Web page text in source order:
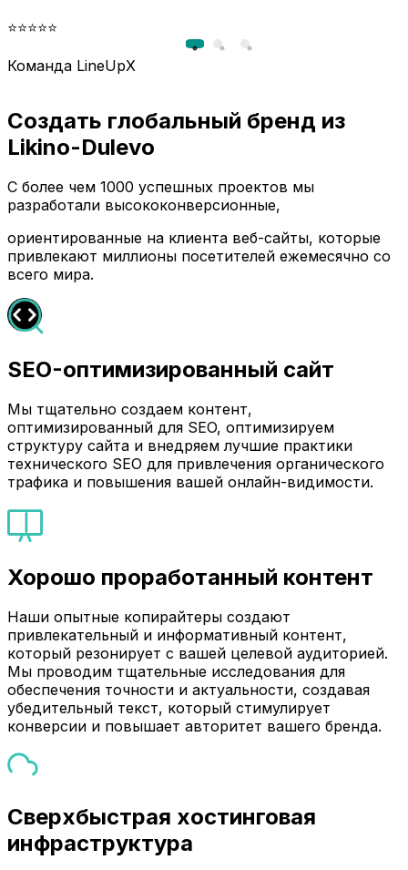
⭐⭐⭐⭐⭐
Команда LineUpX
Создать глобальный бренд из
Likino-Dulevo
С более чем 1000 успешных проектов мы
разработали высококонверсионные,
ориентированные на клиента веб-сайты, которые
привлекают миллионы посетителей ежемесячно со
всего мира.
SEO-оптимизированный сайт
Мы тщательно создаем контент,
оптимизированный для SEO, оптимизируем
структуру сайта и внедряем лучшие практики
технического SEO для привлечения органического
трафика и повышения вашей онлайн-видимости.
Хорошо проработанный контент
Наши опытные копирайтеры создают
привлекательный и информативный контент,
который резонирует с вашей целевой аудиторией.
Мы проводим тщательные исследования для
обеспечения точности и актуальности, создавая
убедительный текст, который стимулирует
конверсии и повышает авторитет вашего бренда.
Сверхбыстрая хостинговая
инфраструктура